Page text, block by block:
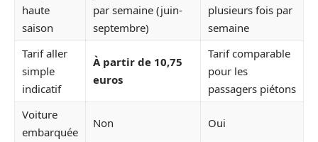
haute
saison
par semaine (juin-
septembre)
plusieurs fois par
semaine
Tarif aller
simple
indicatif
À partir de 10,75
euros
Tarif comparable
pour les
passagers piétons
Voiture
embarquée
Non Oui